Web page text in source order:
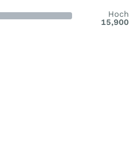
Hoch
15,900